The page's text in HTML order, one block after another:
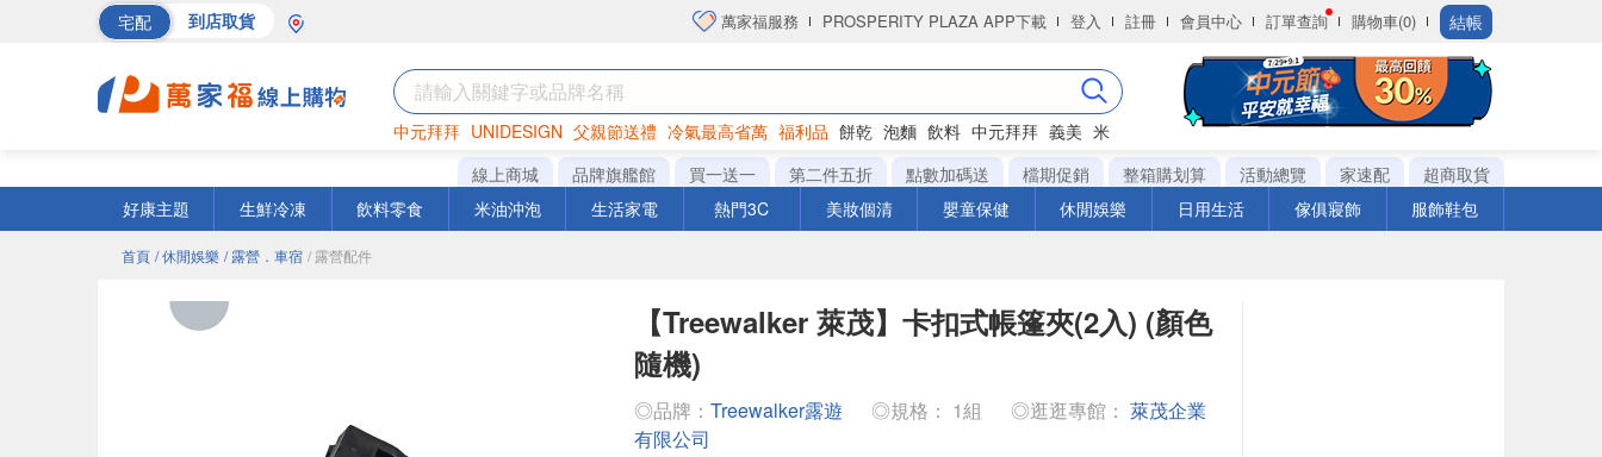
宅配 到店取貨 萬家福服務 PROSPERITY PLAZA APP下載 登入 註冊 會員中心 訂單查詢 購物車(0) 結帳
中元拜拜 UNIDESIGN 父親節送禮 冷氣最高省萬 福利品 餅乾 泡麵 飲料 中元拜拜 義美 米
罐頭 海苔 洋芋片
線上商城 品牌旗艦館 買一送一 第二件五折 點數加碼送 檔期促銷 整箱購划算 活動總覽 家速配
超商取貨
好康主題
生鮮冷凍 飲料零食 米油沖泡 生活家電 熱門3C 美妝個清 嬰童保健 休閒娛樂 日用生活 傢俱寢飾 服飾鞋包
首頁 / 休閒娛樂 / 露營．車宿 / 露營配件
【Treewalker 萊茂】卡扣式帳篷夾(2入) (顏色
隨機)
◎品牌： Treewalker露遊 ◎規格： 1組 ◎逛逛專館： 萊茂企業
有限公司